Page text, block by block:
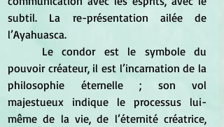
subtil. La re-présentation ailée de
l’Ayahuasca.
pouvoir créateur, il est l’incarnation de la
philosophie éternelle ; son vol
majestueux indique le processus lui-
même de la vie, de l’éternité créatrice,